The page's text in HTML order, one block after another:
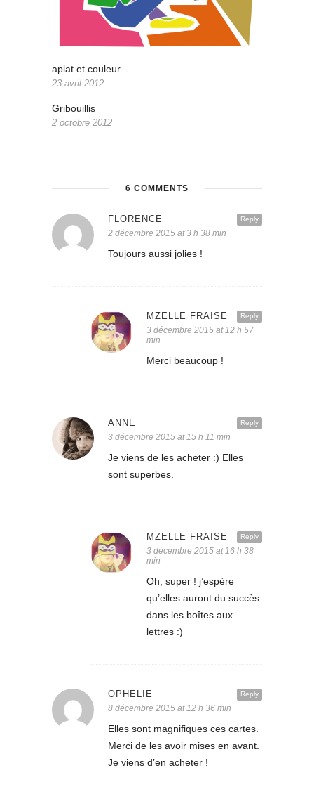
aplat et couleur
23 avril 2012
Gribouillis
2 octobre 2012
6 COMMENTS
Reply
FLORENCE
2 décembre 2015 at 3 h 38 min
Toujours aussi jolies !
Reply
MZELLE FRAISE
3 décembre 2015 at 12 h 57
min
Merci beaucoup !
Reply
ANNE
3 décembre 2015 at 15 h 11 min
Je viens de les acheter :) Elles
sont superbes.
Reply
MZELLE FRAISE
3 décembre 2015 at 16 h 38
min
Oh, super ! j’espère
qu’elles auront du succès
dans les boîtes aux
lettres :)
Reply
OPHÉLIE
8 décembre 2015 at 12 h 36 min
Elles sont magnifiques ces cartes.
Merci de les avoir mises en avant.
Je viens d’en acheter !